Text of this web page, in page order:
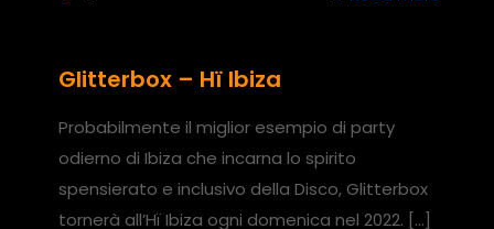
Glitterbox – Hï Ibiza
Probabilmente il miglior esempio di party
odierno di Ibiza che incarna lo spirito
spensierato e inclusivo della Disco, Glitterbox
tornerà all’Hï Ibiza ogni domenica nel 2022. […]